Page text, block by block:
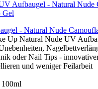
- Natural Nude
Up Natural Nude UV
oder Nail Tips -
und weniger Feilarbeit